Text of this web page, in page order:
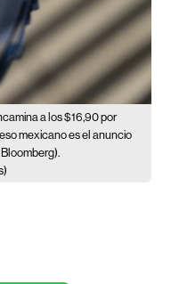
a los $16,90 por
mexicano es el anuncio